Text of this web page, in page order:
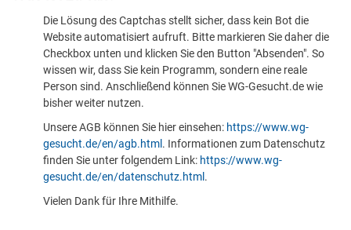
Die Lösung des Captchas stellt sicher, dass kein Bot die
Website automatisiert aufruft. Bitte markieren Sie daher die
Checkbox unten und klicken Sie den Button "Absenden". So
wissen wir, dass Sie kein Programm, sondern eine reale
Person sind. Anschließend können Sie WG-Gesucht.de wie
bisher weiter nutzen.
Unsere AGB können Sie hier einsehen: https://www.wg-
gesucht.de/en/agb.html . Informationen zum Datenschutz
finden Sie unter folgendem Link: https://www.wg-
gesucht.de/en/datenschutz.html .
Vielen Dank für Ihre Mithilfe.